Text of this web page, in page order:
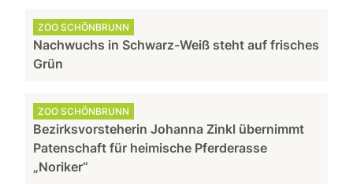
ZOO SCHÖNBRUNN
Nachwuchs in Schwarz-Weiß steht auf frisches
Grün
ZOO SCHÖNBRUNN
Bezirksvorsteherin Johanna Zinkl übernimmt
Patenschaft für heimische Pferderasse
„Noriker“